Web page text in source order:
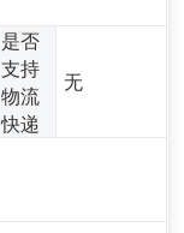
是否
支持
物流
快递
无